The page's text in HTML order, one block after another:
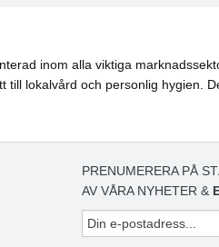
inom alla viktiga
lokalvård och personlig hygien.
PRENUMERERA PÅ
AV VÅRA NYHETER &